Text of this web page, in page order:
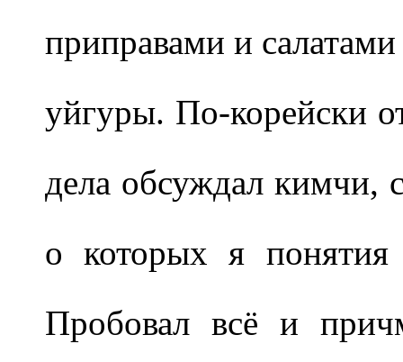
приправами и
уйгуры. По-корейски
дела обсуждал кимчи,
о которых я
Пробовал всё и